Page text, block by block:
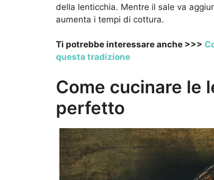
della lenticchia. Mentre il sale va
aumenta i tempi di cottura.
Ti potrebbe interessare anche >>>
questa tradizione
Come cucinare le
perfetto